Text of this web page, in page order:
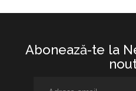
Abonează-te la